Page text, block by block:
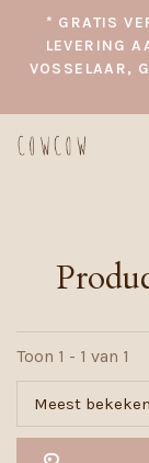
* GRATIS
LEVERING
VOSSELAAR,
Toon 1 - 1 van 1
Meest bekeken